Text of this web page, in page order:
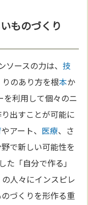
ものづくり
ソースの力は、技
のあり方を根本か
を利用して個々のニ
出すことが可能に
やアート、 医療、さ
で新しい可能性を
た「自分で作る」
人々にインスピレ
づくりを形作る重